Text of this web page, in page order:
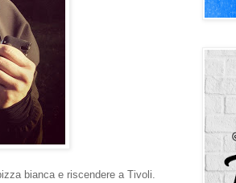
bianca e riscendere a Tivoli.